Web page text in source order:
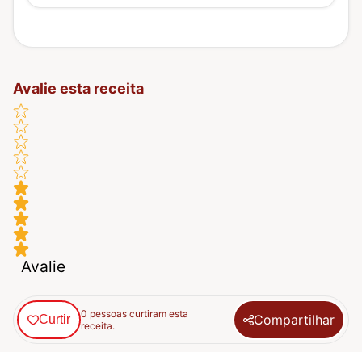
Avalie esta receita
Avalie
Curtir
0 pessoas curtiram esta
receita.
Compartilhar